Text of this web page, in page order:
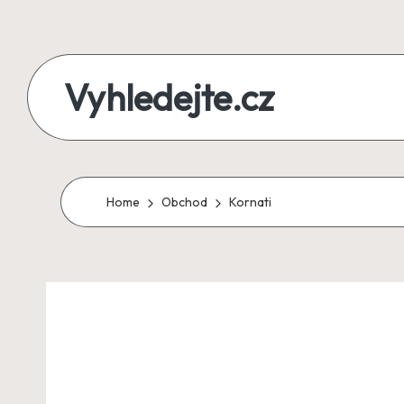
content
Vyhledejte.cz
produkty
i
Home Obchod Kornati